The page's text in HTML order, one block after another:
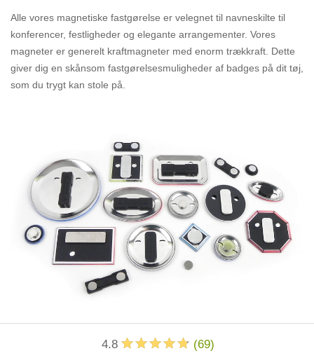
Alle vores magnetiske fastgørelse er velegnet til navneskilte til
konferencer, festligheder og elegante arrangementer. Vores
magneter er generelt kraftmagneter med enorm trækkraft. Dette
giver dig en skånsom fastgørelsesmuligheder af badges på dit tøj,
som du trygt kan stole på.
4.8 (69)